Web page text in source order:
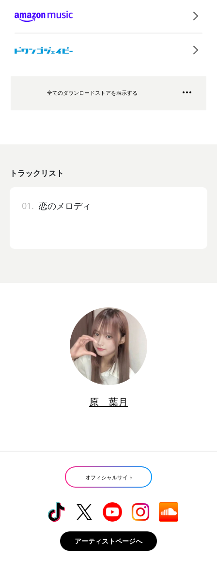
全てのダウンロードストアを表示する
トラックリスト
01. 恋のメロディ
原 葉月
オフィシャルサイト
アーティストページへ